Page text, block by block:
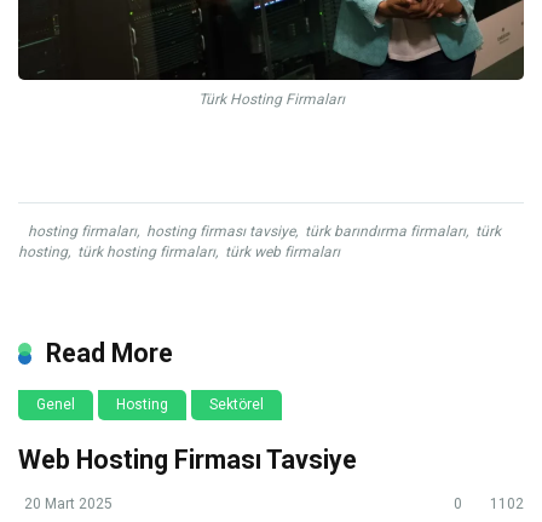
Türk Hosting Firmaları
hosting firmaları, hosting firması tavsiye, türk barındırma firmaları, türk
hosting, türk hosting firmaları, türk web firmaları
Read More
Genel Hosting Sektörel
Web Hosting Firması Tavsiye
20 Mart 2025 0 1102